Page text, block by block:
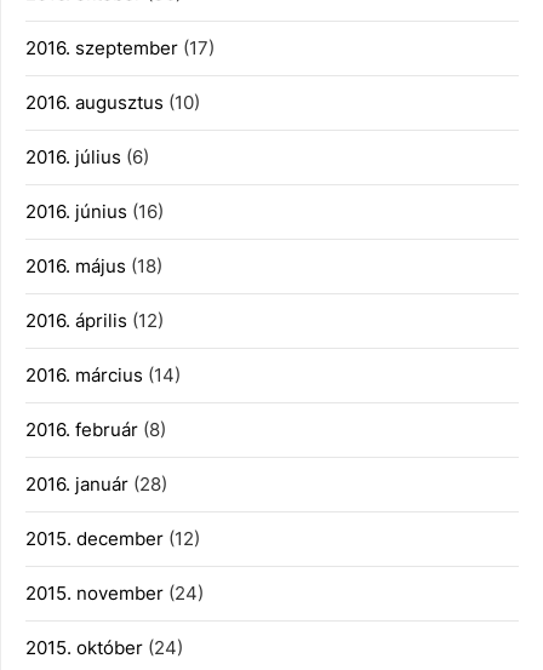
2016. szeptember (17)
2016. augusztus (10)
2016. július (6)
2016. június (16)
2016. május (18)
2016. április (12)
2016. március (14)
2016. február (8)
2016. január (28)
2015. december (12)
2015. november (24)
2015. október (24)